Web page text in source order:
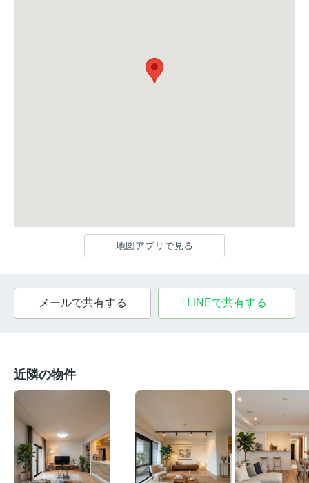
地図アプリで見る
メールで共有する LINEで共有する
近隣の物件